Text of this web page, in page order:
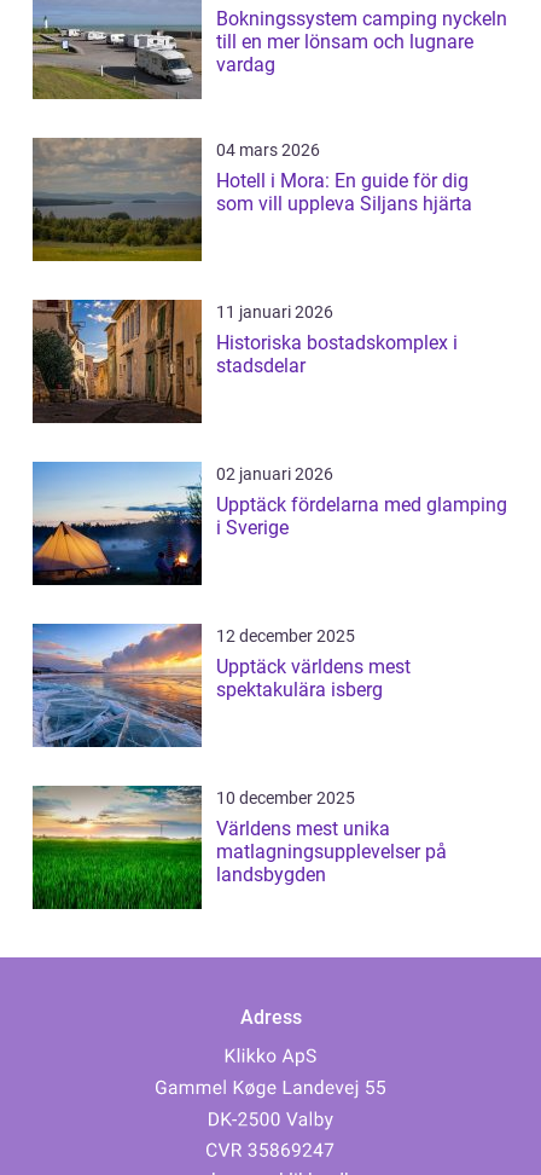
Bokningssystem camping nyckeln
till en mer lönsam och lugnare
vardag
04 mars 2026
Hotell i Mora: En guide för dig
som vill uppleva Siljans hjärta
11 januari 2026
Historiska bostadskomplex i
stadsdelar
02 januari 2026
Upptäck fördelarna med glamping
i Sverige
12 december 2025
Upptäck världens mest
spektakulära isberg
10 december 2025
Världens mest unika
matlagningsupplevelser på
landsbygden
Adress